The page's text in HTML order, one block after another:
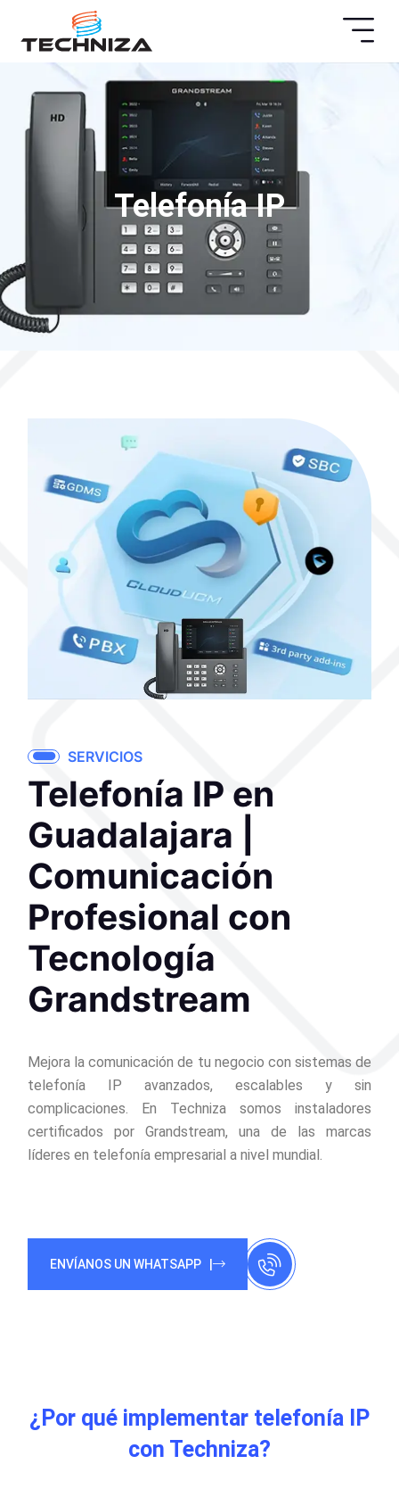
Telefonía IP
SERVICIOS
Telefonía IP en
Guadalajara |
Comunicación
Profesional con
Tecnología
Grandstream
Mejora la comunicación de tu negocio con sistemas de
telefonía IP avanzados, escalables y sin
complicaciones. En Techniza somos instaladores
certificados por Grandstream, una de las marcas
líderes en telefonía empresarial a nivel mundial.
ENVÍANOS UN WHATSAPP |
¿Por qué implementar telefonía IP
con Techniza?